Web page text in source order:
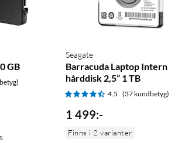
svit av optimeringsverktyg ger dig
GB
Seagate
Barracuda Laptop Intern
hårddisk 2,5” 1 TB
4.5 (37 kundbetyg)
1 499:-
Finns i 2 varianter